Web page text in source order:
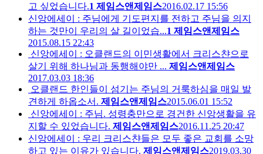
고 싶었습니다.1 제임스앤제임스2016.02.17 15:56
신앙에세이 : 주님에게 기도편지를 전하고 주님을 의지
하는 것만이 우리의 살 길이었습...1 제임스앤제임스
2015.08.15 22:43
신앙에세이 : 오클랜드의 이민생활에서 크리스챤으로
살기 위해 하나님과 동행해야만 ... 제임스앤제임스
2017.03.03 18:36
오클랜드 한인들이 섬기는 주님의 거룩하심을 매일 발
견하게 하옵소서. 제임스앤제임스2015.06.01 15:52
신앙에세이 : 주님. 성령충만으로 경건한 신앙생활을 유
지할 수 있었습니다. 제임스앤제임스2016.11.25 20:47
신앙에세이 : 우리 크리스챤들은 모두 좋은 교회를 소망
하고 있는 이유가 있습니다. 제임스앤제임스2019.03.30